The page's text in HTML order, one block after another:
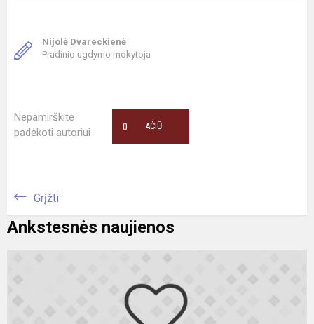
Nijolė Dvareckienė
Pradinio ugdymo mokytoja
Nepamirškite
padėkoti autoriui
AČIŪ
0
Grįžti
Ankstesnės naujienos